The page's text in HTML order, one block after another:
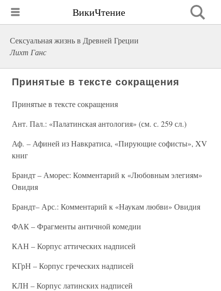
ВикиЧтение
Сексуальная жизнь в Древней Греции
Лихт Ганс
Принятые в тексте сокращения
Принятые в тексте сокращения
Ант. Пал.: «Палатинская антология» (см. с. 259 сл.)
Аф. – Афиней из Навкратиса, «Пирующие софисты», XV
книг
Брандт – Аморес: Комментарий к «Любовным элегиям»
Овидия
Брандт– Арс.: Комментарий к «Наукам любви» Овидия
ФАК – Фрагменты античной комедии
КАН – Корпус аттических надписей
КГрН – Корпус греческих надписей
КЛН – Корпус латинских надписей